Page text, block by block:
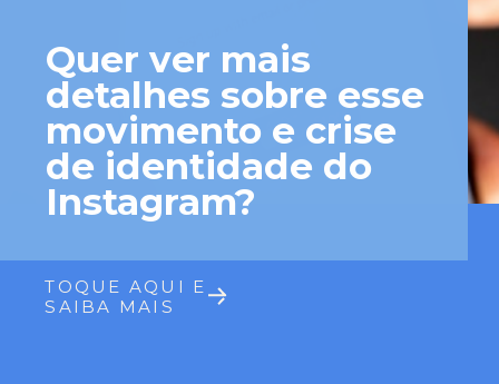
TOQUE AQUI E
SAIBA MAIS
Quer ver mais
detalhes sobre esse
movimento e crise
de identidade do
Instagram?